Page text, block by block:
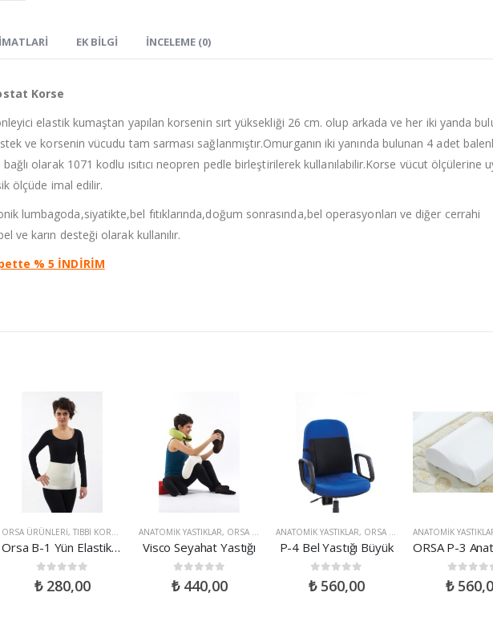
EK BILGI İNCELEME (0)
Korse
elastik kumaştan yapılan korsenin sırt yüksekliği 26 cm. olup arkada ve her iki yanda
ve korsenin vücudu tam sarması sağlanmıştır.Omurganın iki yanında bulunan 4 adet
olarak 1071 kodlu ısıtıcı neopren pedle birleştirilerek kullanılabilir.Korse vücut ölçülerine
ölçüde imal edilir.
lumbagoda,siyatikte,bel fıtıklarında,doğum sonrasında,bel operasyonları ve diğer cerrahi
ve karın desteği olarak kullanılır.
% 5 İNDİRİM
ORSA ÜRÜNLERI, TIBBI KORSELER
Orsa B-1 Yün Elastik Korse 27 CM
0
₺280,00
ANATOMIK YASTIKLAR, ORSA ÜRÜNLERI
Visco Seyahat Yastığı
0
₺440,00
ANATOMIK YASTIKLAR, ORSA ÜRÜNLERI
P-4 Bel Yastığı Büyük
0
₺560,00
ANATOMIK
0
₺